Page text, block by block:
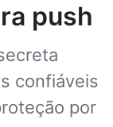
push
confiáveis
por